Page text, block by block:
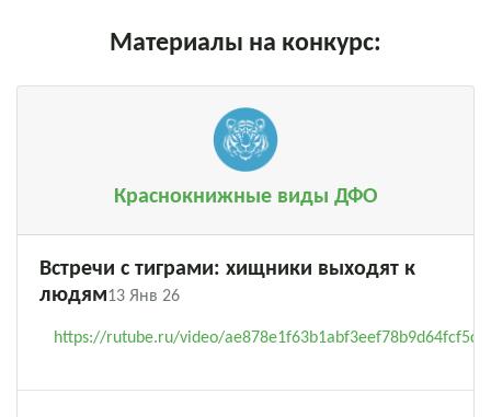
Материалы на конкурс:
Краснокнижные виды ДФО
Встречи с тиграми: хищники выходят к
людям13 Янв 26
https://rutube.ru/video/